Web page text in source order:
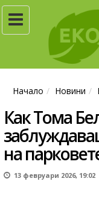
Начало Новини
Как Тома
на
13 февруари 2026, 19:02